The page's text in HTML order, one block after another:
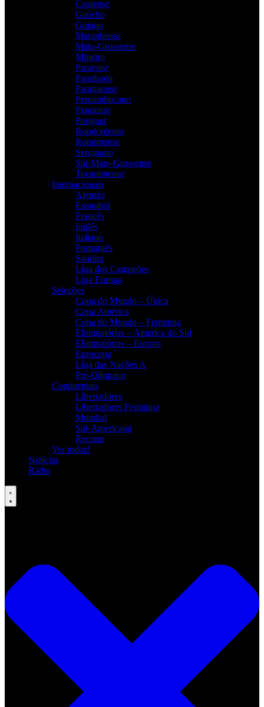
Cearense
Gaúcho
Goiano
Maranhense
Mato-Grossense
Mineiro
Paraense
Paraibano
Paranaense
Pernambucano
Piauiense
Potiguar
Rondoniense
Roraimense
Sergipano
Sul-Mato-Grossense
Tocantinense
Internacionais
Alemão
Espanhol
Francês
Inglês
Italiano
Português
Saudita
Liga dos Campeões
Liga Europa
Seleções
Copa do Mundo – Única
Copa América
Copa do Mundo – Feminina
Eliminatórias – América do Sul
Eliminatórias – Europa
Eurocopa
Liga das Nações A
Pré-Olímpico
Continentais
Libertadores
Libertadores Feminina
Mundial
Sul-Americana
Recopa
Ver todos!
Notícias
Rádio